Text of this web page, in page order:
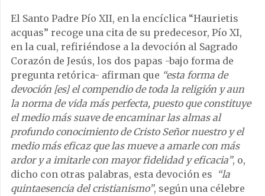
El Santo Padre Pío XII, en la encíclica “Haurietis
acquas” recoge una cita de su predecesor, Pío XI,
en la cual, refiriéndose a la devoción al Sagrado
Corazón de Jesús, los dos papas -bajo forma de
pregunta retórica- afirman que “esta forma de
devoción [es] el compendio de toda la religión y aun
la norma de vida más perfecta, puesto que constituye
el medio más suave de encaminar las almas al
profundo conocimiento de Cristo Señor nuestro y el
medio más eficaz que las mueve a amarle con más
ardor y a imitarle con mayor fidelidad y eficacia”, o,
dicho con otras palabras, esta devoción es “la
quintaesencia del cristianismo”, según una célebre